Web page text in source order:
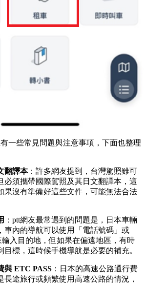
一些常見問題與注意事項，下面也整理
翻譯本：許多網友提到，台灣駕照雖可
必須攜帶國際駕照及其日文翻譯本，這
果沒有準備好這些文件，可能無法合法
：ptt網友最常遇到的問題是，日本車輛
車內的導航可以使用「電話號碼」或
輸入目的地，但如果在偏遠地區，有時
目標，這時候手機導航是必要的補充。
與 ETC PASS ：日本的高速公路通行費
長途旅行或頻繁使用高速公路的情況，